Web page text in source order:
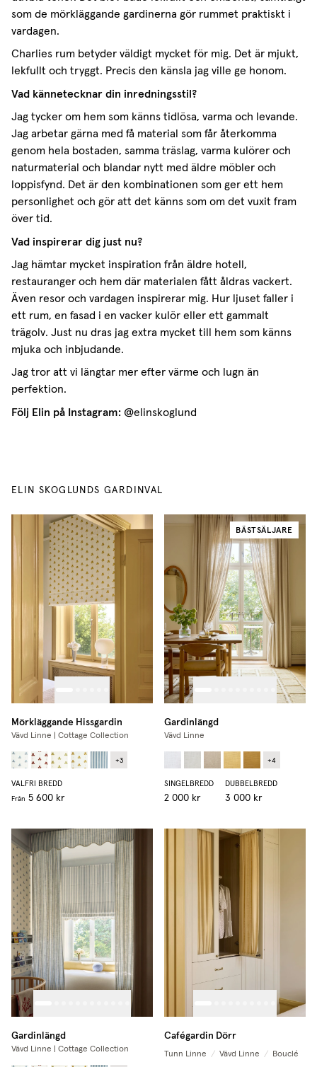
som de mörkläggande gardinerna gör rummet praktiskt i
vardagen.
Charlies rum betyder väldigt mycket för mig. Det är mjukt,
lekfullt och tryggt. Precis den känsla jag ville ge honom.
Vad kännetecknar din inredningsstil?
Jag tycker om hem som känns tidlösa, varma och levande.
Jag arbetar gärna med få material som får återkomma
genom hela bostaden, samma träslag, varma kulörer och
naturmaterial och blandar nytt med äldre möbler och
loppisfynd. Det är den kombinationen som ger ett hem
personlighet och gör att det känns som om det vuxit fram
över tid.
Vad inspirerar dig just nu?
Jag hämtar mycket inspiration från äldre hotell,
restauranger och hem där materialen fått åldras vackert.
Även resor och vardagen inspirerar mig. Hur ljuset faller i
ett rum, en fasad i en vacker kulör eller ett gammalt
trägolv. Just nu dras jag extra mycket till hem som känns
mjuka och inbjudande.
Jag tror att vi längtar mer efter värme och lugn än
perfektion.
Följ Elin på Instagram: @elinskoglund
ELIN SKOGLUNDS GARDINVAL
Mörkläggande Hissgardin
Vävd Linne | Cottage Collection
+3
VALFRI BREDD
Från 5 600 kr
BÄSTSÄLJARE
Gardinlängd
Vävd Linne
+4
SINGELBREDD
2 000 kr
DUBBELBREDD
3 000 kr
Gardinlängd
Vävd Linne | Cottage Collection
Cafégardin Dörr
Tunn Linne / Vävd Linne / Bouclé